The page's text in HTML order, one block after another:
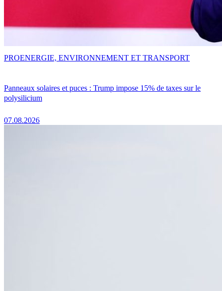
Panneaux solaires et puces : Trump impose 15% de taxes sur le
polysilicium
07.08.2026
PROENERGIE, ENVIRONNEMENT ET TRANSPORT